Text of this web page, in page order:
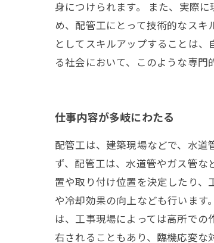
身につけられます。 また、実際
め、配管工にとって技術的なス
としてスキルアップすることは
る社会において、このような専門
仕事内容が多岐にわたる
配管工は、建築現場などで、水道
ず、配管工は、水道管やガス管
置や取り付け位置を決定したり
や冷却効果の向上なども行いま
は、工事現場によっては高所で
右されることもあり、臨機応変な